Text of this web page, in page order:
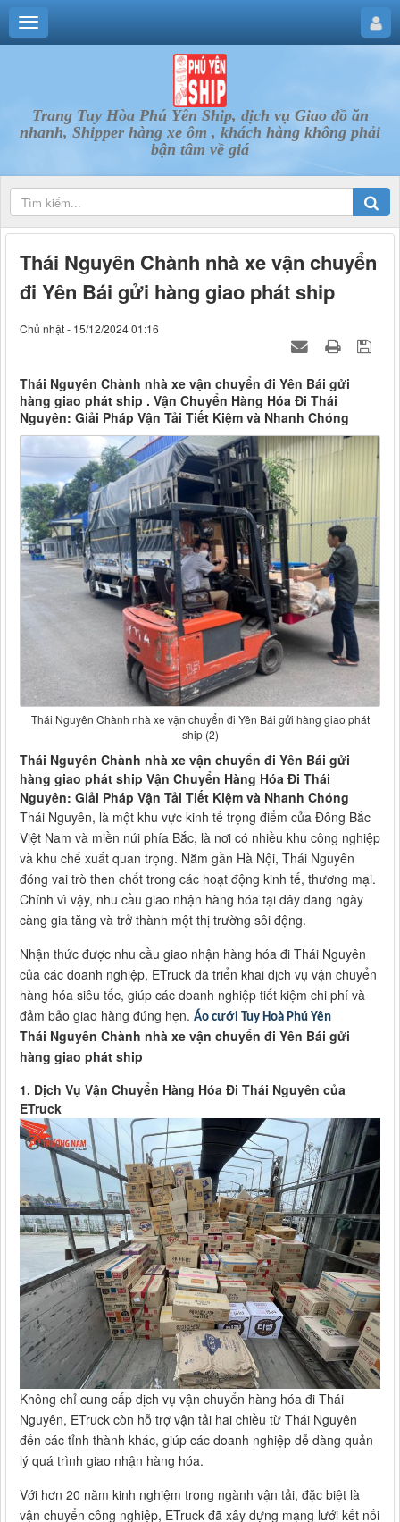
Trang Tuy Hòa Phú Yên Ship, dịch vụ Giao đồ ăn
nhanh, Shipper hàng xe ôm , khách hàng không phải
bận tâm về giá
Thái Nguyên Chành nhà xe vận chuyển
đi Yên Bái gửi hàng giao phát ship
Chủ nhật - 15/12/2024 01:16
Thái Nguyên Chành nhà xe vận chuyển đi Yên Bái gửi
hàng giao phát ship . Vận Chuyển Hàng Hóa Đi Thái
Nguyên: Giải Pháp Vận Tải Tiết Kiệm và Nhanh Chóng
Thái Nguyên Chành nhà xe vận chuyển đi Yên Bái gửi hàng giao phát
ship (2)
Thái Nguyên Chành nhà xe vận chuyển đi Yên Bái gửi
hàng giao phát ship Vận Chuyển Hàng Hóa Đi Thái
Nguyên: Giải Pháp Vận Tải Tiết Kiệm và Nhanh Chóng
Thái Nguyên, là một khu vực kinh tế trọng điểm của Đông Bắc
Việt Nam và miền núi phía Bắc, là nơi có nhiều khu công nghiệp
và khu chế xuất quan trọng. Nằm gần Hà Nội, Thái Nguyên
đóng vai trò then chốt trong các hoạt động kinh tế, thương mại.
Chính vì vậy, nhu cầu giao nhận hàng hóa tại đây đang ngày
càng gia tăng và trở thành một thị trường sôi động.
Nhận thức được nhu cầu giao nhận hàng hóa đi Thái Nguyên
của các doanh nghiệp, ETruck đã triển khai dịch vụ vận chuyển
hàng hóa siêu tốc, giúp các doanh nghiệp tiết kiệm chi phí và
đảm bảo giao hàng đúng hẹn. Áo cưới Tuy Hoà Phú Yên
Thái Nguyên Chành nhà xe vận chuyển đi Yên Bái gửi
hàng giao phát ship
1. Dịch Vụ Vận Chuyển Hàng Hóa Đi Thái Nguyên của
ETruck
Không chỉ cung cấp dịch vụ vận chuyển hàng hóa đi Thái
Nguyên, ETruck còn hỗ trợ vận tải hai chiều từ Thái Nguyên
đến các tỉnh thành khác, giúp các doanh nghiệp dễ dàng quản
lý quá trình giao nhận hàng hóa.
Với hơn 20 năm kinh nghiệm trong ngành vận tải, đặc biệt là
vận chuyển công nghiệp, ETruck đã xây dựng mạng lưới kết nối